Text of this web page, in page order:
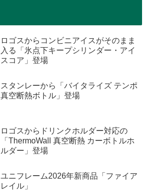
ロゴスからコンビニアイスがそのまま
入る「氷点下キープシリンダー・アイ
スコア」登場
スタンレーから「バイタライズ テンポ
真空断熱ボトル」登場
ロゴスからドリンクホルダー対応の
「ThermoWall 真空断熱 カーボトルホ
ルダー」登場
ユニフレーム2026年新商品「ファイア
レイル」